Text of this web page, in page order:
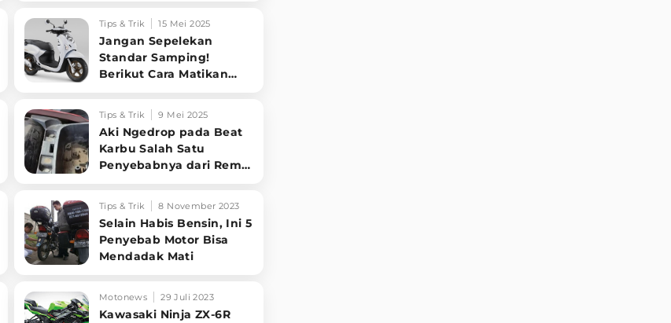
Kekurangannya
Tips & Trik 15 Mei 2025
Jangan Sepelekan
Standar Samping!
Berikut Cara Matikan
Benar Biar Aki Awet
Tips & Trik 9 Mei 2025
Aki Ngedrop pada Beat
Karbu Salah Satu
Penyebabnya dari Rem
Secepatnya!
Tips & Trik 8 November 2023
Selain Habis Bensin, Ini 5
Penyebab Motor Bisa
Mendadak Mati
Motonews 29 Juli 2023
Kawasaki Ninja ZX-6R